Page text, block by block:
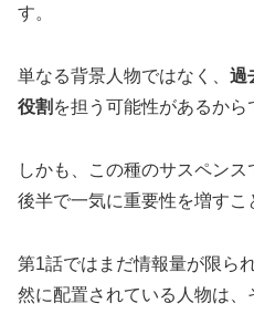
す。
単なる背景人物ではなく、 過
役割 を担う可能性があるから
しかも、この種のサスペン
後半で一気に重要性を増すこ
第1話ではまだ情報量が限ら
然に配置されている人物は、